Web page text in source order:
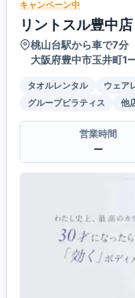
キャンペーン中
リントスル豊中店
桃山台駅から車で7分
大阪府豊中市玉井町1
タオルレンタル ウェア
グループピラティス
他
営業時間
ー